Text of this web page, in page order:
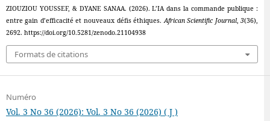
ZIOUZIOU YOUSSEF, & DYANE SANAA. (2026). L’IA dans la commande publique :
entre gain d’efficacité et nouveaux défis éthiques.African Scientific Journal,3(36),
2692. https://doi.org/10.5281/zenodo.21104938
Formats de citations
Numéro
Vol. 3 No 36 (2026): Vol. 3 No 36 (2026) ( J )